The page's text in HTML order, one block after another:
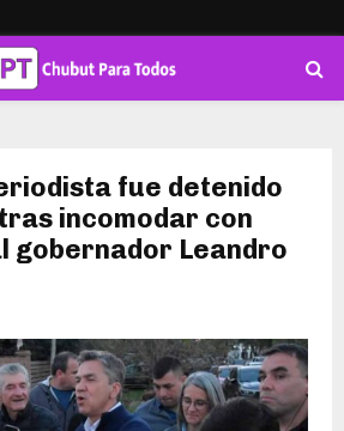
fue detenido
incomodar con
gobernador Leandro